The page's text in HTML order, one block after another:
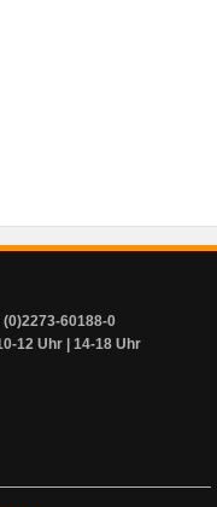
(0)2273-60188-0
12 Uhr | 14-18 Uhr